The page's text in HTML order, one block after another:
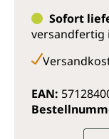
Sofort
versandfertig
EAN: